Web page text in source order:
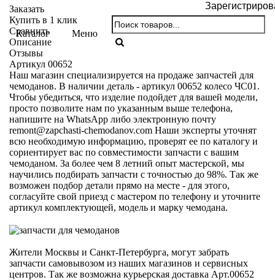
Каталог Меню
Заказать
Купить в 1 клик
Сравнить
Описание
Отзывы
Артикул 00652
Наш магазин специализируется на продаже запчастей для
чемоданов. В наличии деталь - артикул 00652 колесо ЧС01.
Чтобы убедиться, что изделие подойдет для вашей модели,
просто позволите нам по указанным выше телефона,
напишите на WhatsApp либо электронную почту
remont@zapchasti-chemodanov.com Наши эксперты уточнят
всю необходимую информацию, проверят ее по каталогу и
сориентирует вас по совместимости запчасти с вашим
чемоданом. За более чем 8 летний опыт мастерской, мы
научились подбирать запчасти с точностью до 98%. Так же
возможен подбор детали прямо на месте - для этого,
согласуйте свой приезд с мастером по телефону и уточните
артикул комплектующей, модель и марку чемодана.
Жители Москвы и Санкт-Петербурга, могут забрать
запчасти самовывозом из наших магазинов и сервисных
центров. Так же возможна курьерская доставка Арт.00652